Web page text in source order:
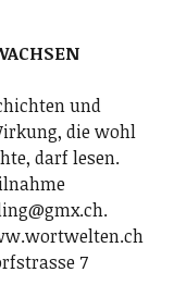
und
die wohl
darf lesen.
7